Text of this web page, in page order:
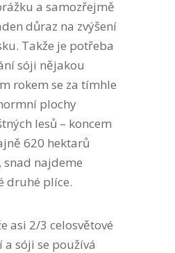
a samozřejmě
důraz na zvýšení
Takže je potřeba
sóji nějakou
rokem se za tímhle
plochy
lesů – koncem
620 hektarů
snad najdeme
druhé plíce.
asi 2/3 celosvětové
sóji se používá